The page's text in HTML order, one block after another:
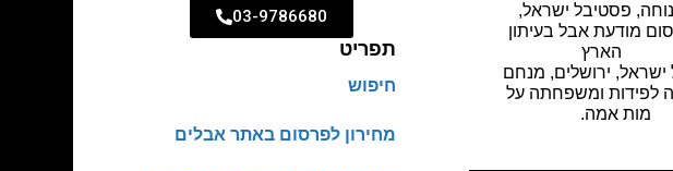
, פסטיבל ישראל,
מודעת אבל בעיתון
הארץ
ישראל, ירושלים, מנחם
לפידות ומשפחתה על
מות אמה.
03-9786680
תפריט
חיפוש
מחירון לפרסום באתר אבלים